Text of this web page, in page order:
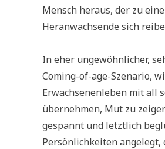
Mensch heraus, der zu
Heranwachsende sich
In eher ungewöhnlicher,
Coming-of-age-Szenario,
Erwachsenenleben mit all
übernehmen, Mut zu
gespannt und letztlich
Persönlichkeiten angelegt,